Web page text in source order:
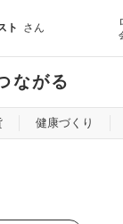
ト さん
ながる
健康づくり